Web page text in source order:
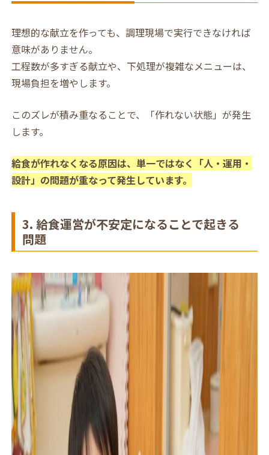
理想的な献立を作っても、調理現場で実行できなければ
意味がありません。
工程数が多すぎる献立や、下処理が複雑なメニューは、
現場負担を増やします。
このズレが積み重なることで、「作れない状態」が発生
します。
給食が作れなくなる原因は、単一ではなく「人・運用・
設計」の問題が重なって発生しています。
3. 給食運営が不安定になることで起きる
問題